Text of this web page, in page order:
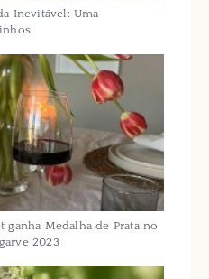
Inevitável: Uma
ganha Medalha de Prata no
2023